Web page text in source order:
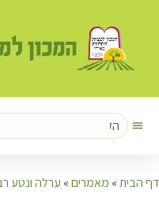
דף הבית» מאמרים» ערלה ונטע